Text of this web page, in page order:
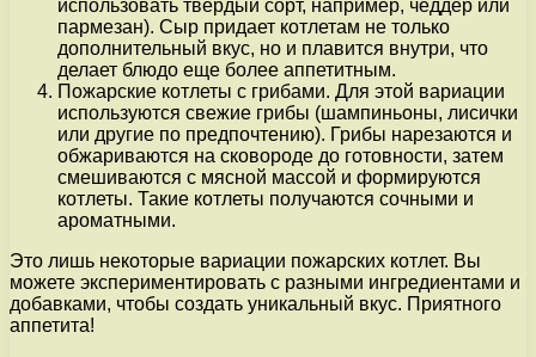
использовать твердый сорт, например, чеддер или
пармезан). Сыр придает котлетам не только
дополнительный вкус, но и плавится внутри, что
делает блюдо еще более аппетитным.
Пожарские котлеты с грибами. Для этой вариации
используются свежие грибы (шампиньоны, лисички
или другие по предпочтению). Грибы нарезаются и
обжариваются на сковороде до готовности, затем
смешиваются с мясной массой и формируются
котлеты. Такие котлеты получаются сочными и
ароматными.
Это лишь некоторые вариации пожарских котлет. Вы
можете экспериментировать с разными ингредиентами и
добавками, чтобы создать уникальный вкус. Приятного
аппетита!